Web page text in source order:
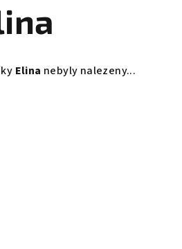
Elina nebyly nalezeny...